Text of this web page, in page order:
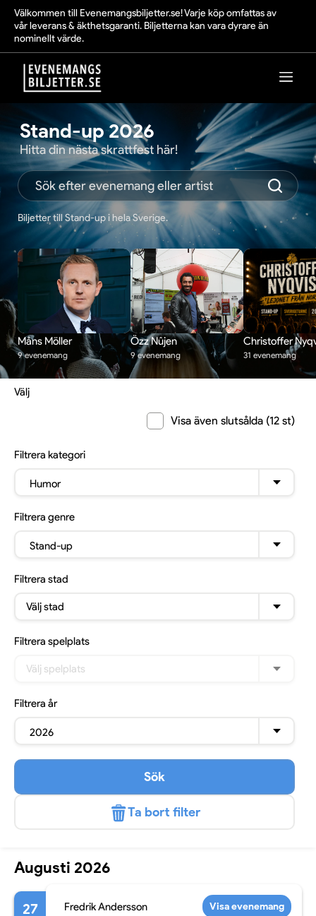
Välkommen till Evenemangsbiljetter.se! Varje köp omfattas av
vår leverans & äkthetsgaranti. Biljetterna kan vara dyrare än
nominellt värde.
Stand-up 2026
Hitta din nästa skrattfest här!
Biljetter till Stand-up i hela Sverige.
Måns Möller
9 evenemang
Özz Nûjen
9 evenemang
Christoffer
31 evenemang
Välj
Visa även slutsålda (12 st)
Filtrera kategori
Humor
Filtrera genre
Stand-up
Filtrera stad
Välj stad
Filtrera spelplats
Välj spelplats
Filtrera år
2026
Sök
Ta bort filter
Augusti 2026
27 Fredrik Andersson Visa evenemang